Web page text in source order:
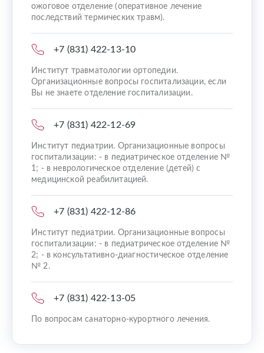
ожоговое отделение (оперативное лечение
последствий термических травм).
+7 (831) 422-13-10
Институт травматологии ортопедии.
Организационные вопросы госпитализации, если
Вы не знаете отделение госпитализации.
+7 (831) 422-12-69
Институт педиатрии. Организационные вопросы
госпитализации: - в педиатрическое отделение №
1; - в неврологическое отделение (детей) с
медицинской реабилитацией.
+7 (831) 422-12-86
Институт педиатрии. Организационные вопросы
госпитализации: - в педиатрическое отделение №
2; - в консультативно-диагностическое отделение
№ 2.
+7 (831) 422-13-05
По вопросам санаторно-курортного лечения.